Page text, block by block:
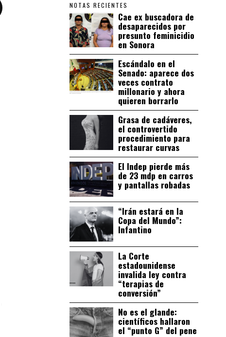
NOTAS RECIENTES
Cae ex buscadora de
desaparecidos por
presunto feminicidio
en Sonora
Escándalo en el
Senado: aparece dos
veces contrato
millonario y ahora
quieren borrarlo
Grasa de cadáveres,
el controvertido
procedimiento para
restaurar curvas
El Indep pierde más
de 23 mdp en carros
y pantallas robadas
“Irán estará en la
Copa del Mundo”:
Infantino
La Corte
estadounidense
invalida ley contra
“terapias de
conversión”
No es el glande:
científicos hallaron
el “punto G” del pene